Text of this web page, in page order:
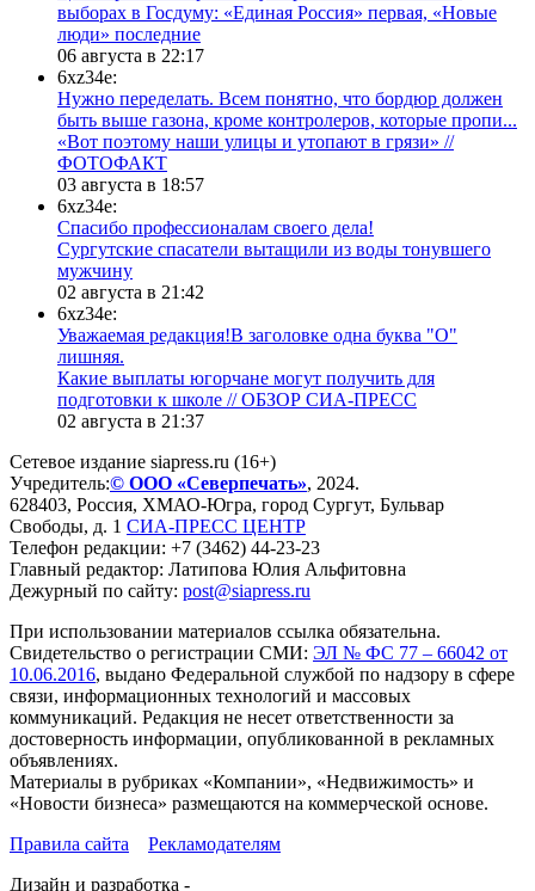
выборах в Госдуму: «Единая Россия» первая, «Новые
люди» последние
06 августа в 22:17
6xz34e:
Нужно переделать. Всем понятно, что бордюр должен
быть выше газона, кроме контролеров, которые пропи...
«Вот поэтому наши улицы и утопают в грязи» //
ФОТОФАКТ
03 августа в 18:57
6xz34e:
Спасибо профессионалам своего дела!
Сургутские спасатели вытащили из воды тонувшего
мужчину
02 августа в 21:42
6xz34e:
Уважаемая редакция!В заголовке одна буква "О"
лишняя.
Какие выплаты югорчане могут получить для
подготовки к школе // ОБЗОР СИА-ПРЕСС
02 августа в 21:37
Сетевое издание siapress.ru (16+)
Учредитель:© ООО «Северпечать», 2024.
628403, Россия, ХМАО-Югра, город Сургут, Бульвар
Свободы, д. 1 СИА-ПРЕСС ЦЕНТР
Телефон редакции: +7 (3462) 44-23-23
Главный редактор: Латипова Юлия Альфитовна
Дежурный по сайту: post@siapress.ru
При использовании материалов ссылка обязательна.
Свидетельство о регистрации СМИ: ЭЛ № ФС 77 – 66042 от
10.06.2016, выдано Федеральной службой по надзору в сфере
связи, информационных технологий и массовых
коммуникаций. Редакция не несет ответственности за
достоверность информации, опубликованной в рекламных
объявлениях.
Материалы в рубриках «Компании», «Недвижимость» и
«Новости бизнеса» размещаются на коммерческой основе.
Правила сайта
Рекламодателям
Дизайн и разработка -